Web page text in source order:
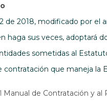
2018, modificado por el
haga sus veces, adoptará
sometidas al
que maneja la
de Contratación y al